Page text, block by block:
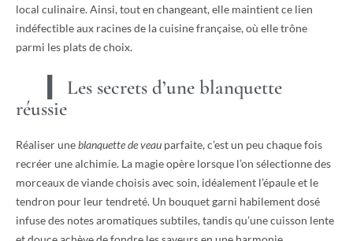
local culinaire. Ainsi, tout en changeant, elle maintient ce lien
indéfectible aux racines de la cuisine française, où elle trône
parmi les plats de choix.
Les secrets d’une blanquette
réussie
Réaliser uneblanquette de veau parfaite, c’est un peu chaque fois
recréer une alchimie. La magie opère lorsque l’on sélectionne des
morceaux de viande choisis avec soin, idéalement l’épaule et le
tendron pour leur tendreté. Un bouquet garni habilement dosé
infuse des notes aromatiques subtiles, tandis qu’une cuisson lente